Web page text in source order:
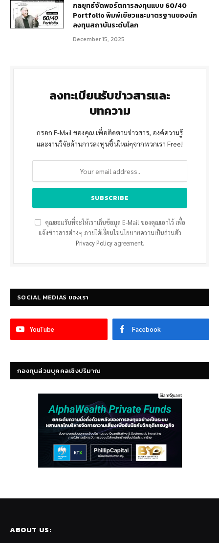
กลยุทธ์จัดพอร์ตการลงทุนแบบ 60/40
Portfolio พิมพ์เขียวและมาตรฐานของนัก
ลงทุนสถาบันระดับโลก
December 15, 2025
ลงทะเบียนรับข่าวสารและ
บทความ
กรอก E-Mail ของคุณ เพื่อติดตามข่าวสาร, องค์ความรู้
และงานวิจัยด้านการลงทุนชิ้นใหม่ๆจากพวกเรา Free!
คุณยอมรับที่จะให้เราเก็บข้อมูล E-Mail ของคุณเอาไว้ เพื่อ
แจ้งข่าวสารต่างๆ ภายใต้เงื่อนไขนโยบายความเป็นส่วนตัว
Privacy Policyagreement.
SOCIAL MEDIAS ของเรา
YouTube Facebook
กองทุนส่วนบุคคลเชิงปริมาณ
ABOUT US: